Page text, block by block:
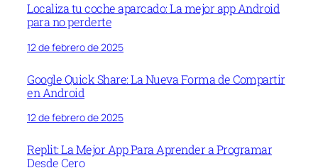
Localiza tu coche aparcado: La mejor app Android
para no perderte
12 de febrero de 2025
Google Quick Share: La Nueva Forma de Compartir
en Android
12 de febrero de 2025
Replit: La Mejor App Para Aprender a Programar
Desde Cero